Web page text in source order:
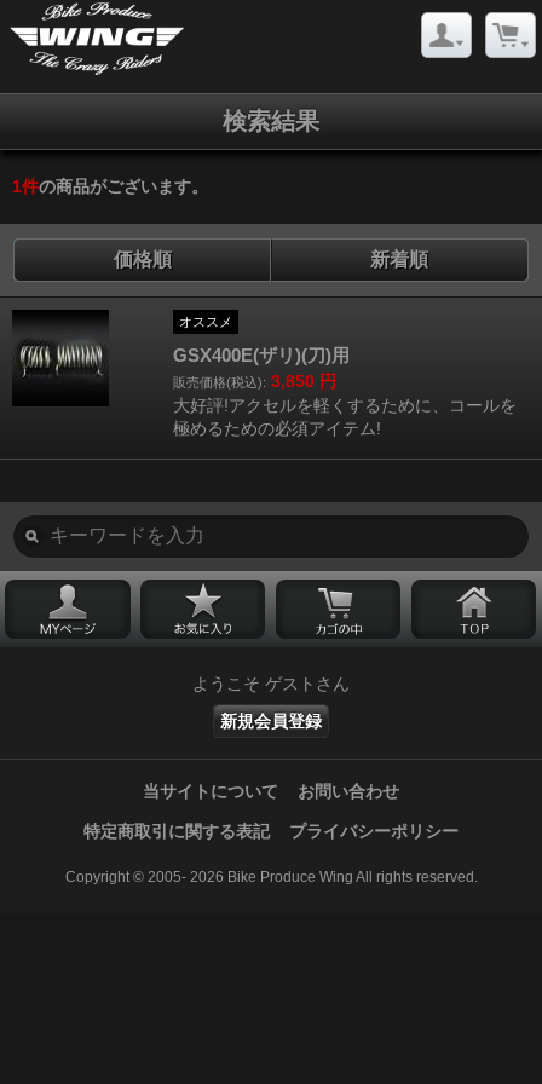
検索結果
1件の商品がございます。
価格順 新着順
オススメ
GSX400E(ザリ)(刀)用
販売価格(税込): 3,850 円
大好評!アクセルを軽くするために、コールを
極めるための必須アイテム!
ようこそ ゲストさん
新規会員登録
当サイトについて お問い合わせ
特定商取引に関する表記 プライバシーポリシー
Copyright © 2005- 2026 Bike Produce Wing All rights reserved.